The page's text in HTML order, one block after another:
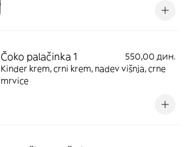
Čoko palačinka 1
550,00 дин.
Kinder krem, crni krem, nadev višnja, crne
mrvice